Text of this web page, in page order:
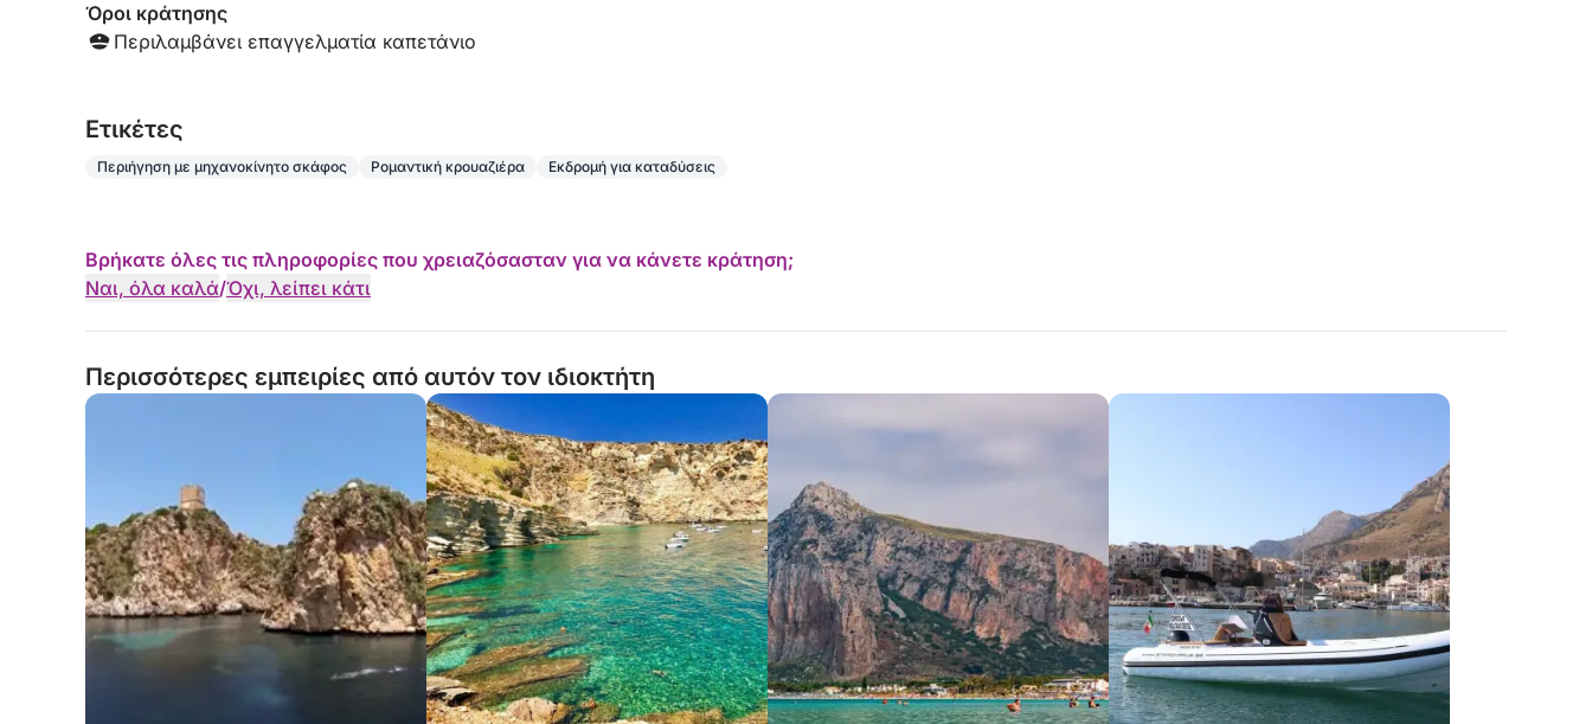
Όροι κράτησης
Περιλαμβάνει επαγγελματία καπετάνιο
Eτικέτες
Περιήγηση με μηχανοκίνητο σκάφος Ρομαντική κρουαζιέρα Εκδρομή για καταδύσεις
Βρήκατε όλες τις πληροφορίες που χρειαζόσασταν για να κάνετε κράτηση;
Ναι, όλα καλά/Όχι, λείπει κάτι
Περισσότερες εμπειρίες από αυτόν τον ιδιοκτήτη